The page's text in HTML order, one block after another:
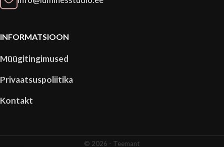
INFORMATSIOON
Müügitingimused
Privaatsuspoliitika
Kontakt
© 2026 - Teemant